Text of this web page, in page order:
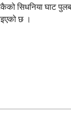
सिधनिया घाट
छ ।